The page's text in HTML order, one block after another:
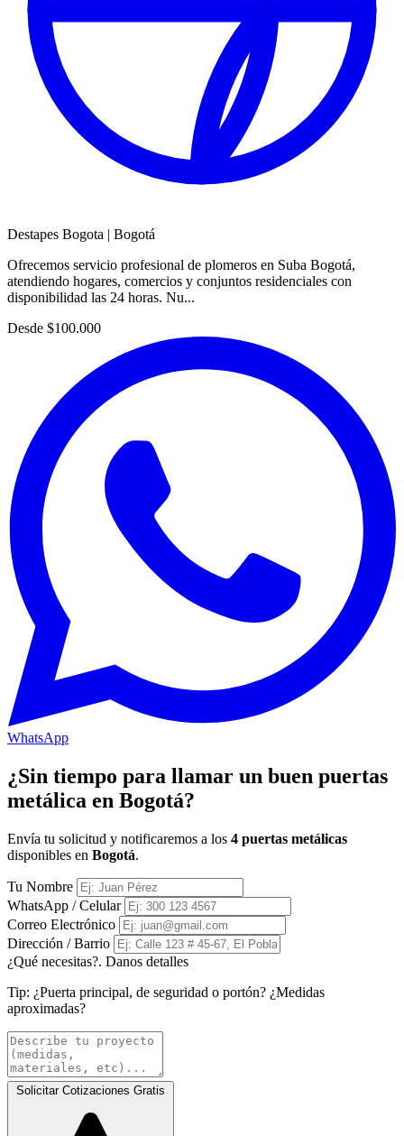
Destapes Bogota | Bogotá
Ofrecemos servicio profesional de plomeros en Suba Bogotá,
atendiendo hogares, comercios y conjuntos residenciales con
disponibilidad las 24 horas. Nu...
Desde $100.000
WhatsApp
¿Sin tiempo para llamar un buen puertas
metálica en Bogotá?
Envía tu solicitud y notificaremos a los 4 puertas metálicas
disponibles en Bogotá.
Tu Nombre
WhatsApp / Celular
Correo Electrónico
Dirección / Barrio
¿Qué necesitas?. Danos detalles
Tip: ¿Puerta principal, de seguridad o portón? ¿Medidas
aproximadas?
Solicitar Cotizaciones Gratis